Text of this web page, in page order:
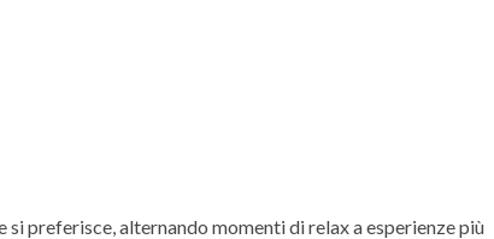
preferisce, alternando momenti di relax a esperienze più